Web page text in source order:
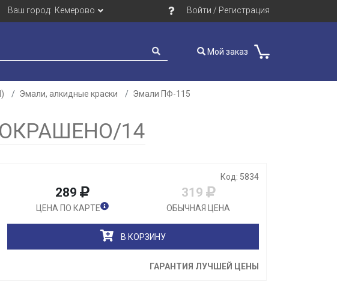
Ваш город: Кемерово Войти / Регистрация
Мой заказ
Эмали, алкидные краски
Эмали ПФ-115
14
Код: 5834
289
ЦЕНА ПО КАРТЕ
319
ОБЫЧНАЯ ЦЕНА
В КОРЗИНУ
ГАРАНТИЯ ЛУЧШЕЙ ЦЕНЫ